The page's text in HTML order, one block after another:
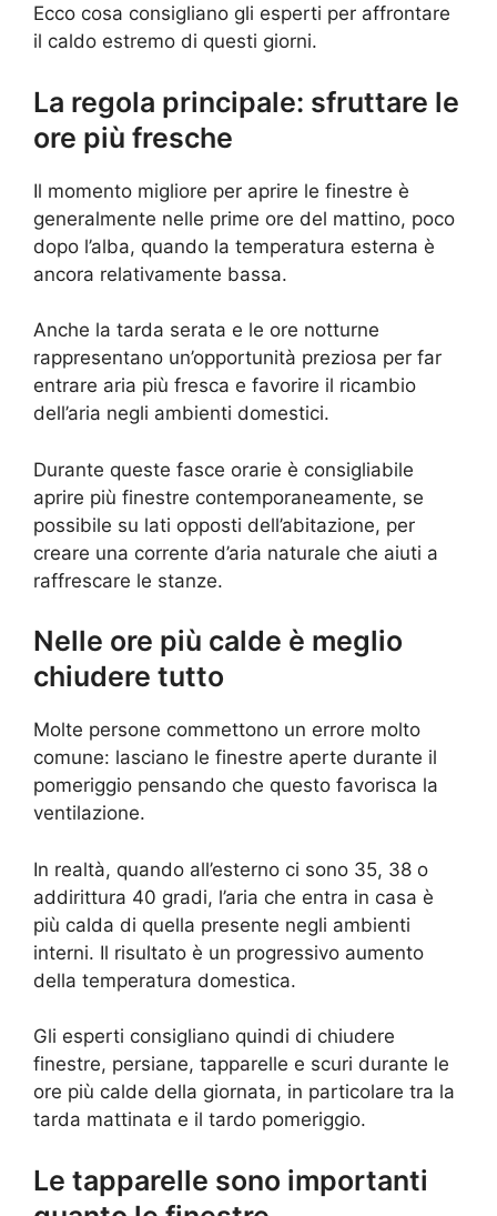
Ecco cosa consigliano gli esperti per affrontare
il caldo estremo di questi giorni.
La regola principale: sfruttare le
ore più fresche
Il momento migliore per aprire le finestre è
generalmente nelle prime ore del mattino, poco
dopo l’alba, quando la temperatura esterna è
ancora relativamente bassa.
Anche la tarda serata e le ore notturne
rappresentano un’opportunità preziosa per far
entrare aria più fresca e favorire il ricambio
dell’aria negli ambienti domestici.
Durante queste fasce orarie è consigliabile
aprire più finestre contemporaneamente, se
possibile su lati opposti dell’abitazione, per
creare una corrente d’aria naturale che aiuti a
raffrescare le stanze.
Nelle ore più calde è meglio
chiudere tutto
Molte persone commettono un errore molto
comune: lasciano le finestre aperte durante il
pomeriggio pensando che questo favorisca la
ventilazione.
In realtà, quando all’esterno ci sono 35, 38 o
addirittura 40 gradi, l’aria che entra in casa è
più calda di quella presente negli ambienti
interni. Il risultato è un progressivo aumento
della temperatura domestica.
Gli esperti consigliano quindi di chiudere
finestre, persiane, tapparelle e scuri durante le
ore più calde della giornata, in particolare tra la
tarda mattinata e il tardo pomeriggio.
Le tapparelle sono importanti